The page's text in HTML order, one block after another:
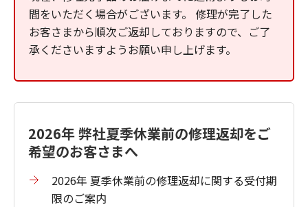
間をいただく場合がございます。 修理が完了した
お客さまから順次ご返却しておりますので、ご了
承くださいますようお願い申し上げます。
2026年 弊社夏季休業前の修理返却をご
希望のお客さまへ
2026年 夏季休業前の修理返却に関する受付期
限のご案内